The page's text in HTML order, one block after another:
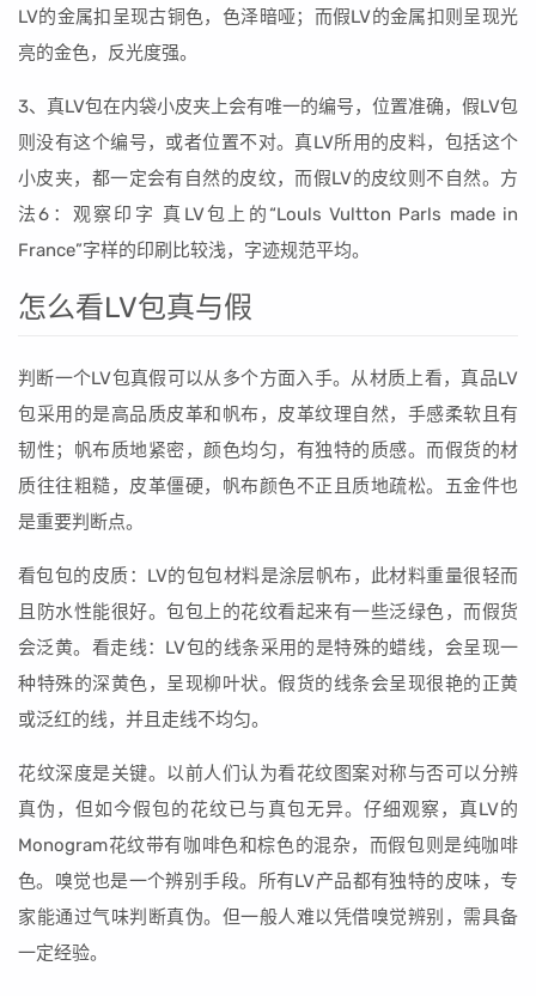
LV的金属扣呈现古铜色，色泽暗哑；而假LV的金属扣则呈现光
亮的金色，反光度强。
3、真LV包在内袋小皮夹上会有唯一的编号，位置准确，假LV包
则没有这个编号，或者位置不对。真LV所用的皮料，包括这个
小皮夹，都一定会有自然的皮纹，而假LV的皮纹则不自然。方
法6：观察印字 真LV包上的“Louls Vultton Parls made in
France”字样的印刷比较浅，字迹规范平均。
怎么看LV包真与假
判断一个LV包真假可以从多个方面入手。从材质上看，真品LV
包采用的是高品质皮革和帆布，皮革纹理自然，手感柔软且有
韧性；帆布质地紧密，颜色均匀，有独特的质感。而假货的材
质往往粗糙，皮革僵硬，帆布颜色不正且质地疏松。五金件也
是重要判断点。
看包包的皮质：LV的包包材料是涂层帆布，此材料重量很轻而
且防水性能很好。包包上的花纹看起来有一些泛绿色，而假货
会泛黄。看走线：LV包的线条采用的是特殊的蜡线，会呈现一
种特殊的深黄色，呈现柳叶状。假货的线条会呈现很艳的正黄
或泛红的线，并且走线不均匀。
花纹深度是关键。以前人们认为看花纹图案对称与否可以分辨
真伪，但如今假包的花纹已与真包无异。仔细观察，真LV的
Monogram花纹带有咖啡色和棕色的混杂，而假包则是纯咖啡
色。嗅觉也是一个辨别手段。所有LV产品都有独特的皮味，专
家能通过气味判断真伪。但一般人难以凭借嗅觉辨别，需具备
一定经验。